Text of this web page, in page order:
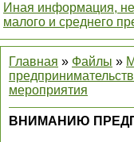
Иная информация,
малого и среднего
Главная » Файлы »
мероприятия
ВНИМАНИЮ